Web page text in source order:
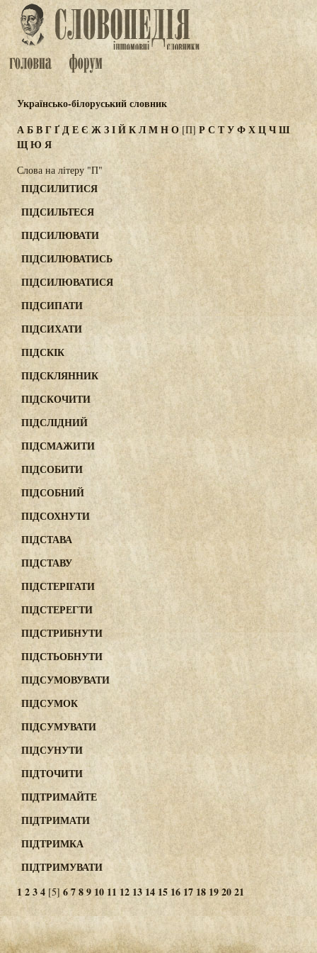
Українсько-білоруський словник
АБВГҐДЕЄ ЖЗІЙКЛМНО [П]Р СТУФХЦЧШ
ЩЮ Я
Слова на літеру "П"
ПІДСИЛИТИСЯ
ПІДСИЛЬТЕСЯ
ПІДСИЛЮВАТИ
ПІДСИЛЮВАТИСЬ
ПІДСИЛЮВАТИСЯ
ПІДСИПАТИ
ПІДСИХАТИ
ПІДСКІК
ПІДСКЛЯННИК
ПІДСКОЧИТИ
ПІДСЛІДНИЙ
ПІДСМАЖИТИ
ПІДСОБИТИ
ПІДСОБНИЙ
ПІДСОХНУТИ
ПІДСТАВА
ПІДСТАВУ
ПІДСТЕРІГАТИ
ПІДСТЕРЕГТИ
ПІДСТРИБНУТИ
ПІДСТЬОБНУТИ
ПІДСУМОВУВАТИ
ПІДСУМОК
ПІДСУМУВАТИ
ПІДСУНУТИ
ПІДТОЧИТИ
ПІДТРИМАЙТЕ
ПІДТРИМАТИ
ПІДТРИМКА
ПІДТРИМУВАТИ
1234 [5] 6789 10 11 12 1314 1516 17 18 192021